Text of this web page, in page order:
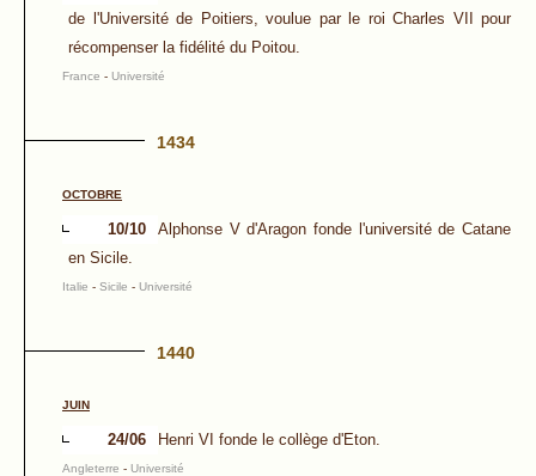
de l'Université de Poitiers, voulue par le roi Charles VII pour
récompenser la fidélité du Poitou.
France - Université
1434
OCTOBRE
10/10
Alphonse V d'Aragon fonde l'université de Catane
en Sicile.
Italie - Sicile - Université
1440
JUIN
24/06 Henri VI fonde le collège d'Eton.
Angleterre - Université